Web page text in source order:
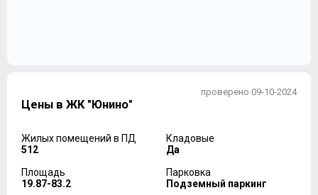
проверено 09-10-2024
Цены в ЖК "Юнино"
Жилых помещений в ПД
512
Площадь
19.87-83.2
Кладовые
Да
Парковка
Подземный паркинг